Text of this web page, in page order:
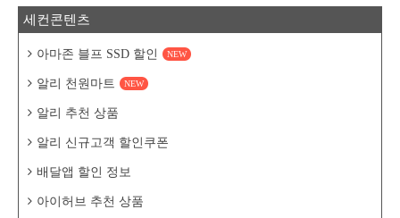
세컨콘텐츠
아마존 블프 SSD 할인 NEW
알리 천원마트 NEW
알리 추천 상품
알리 신규고객 할인쿠폰
배달앱 할인 정보
아이허브 추천 상품